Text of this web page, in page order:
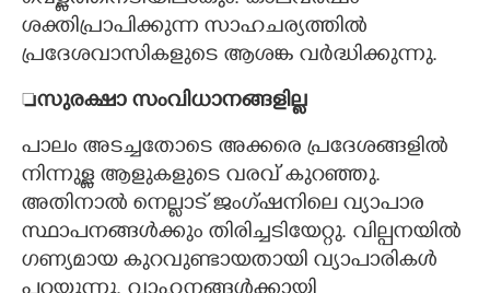
ശക്തിപ്രാപിക്കുന്ന സാഹചര്യത്തിൽ
പ്രദേശവാസികളുടെ ആശങ്ക വർദ്ധിക്കുന്നു.
സുരക്ഷാ സംവിധാനങ്ങളില്ല
പാലം അടച്ചതോടെ അക്കരെ പ്രദേശങ്ങളിൽ
നിന്നുള്ള ആളുകളുടെ വരവ് കുറഞ്ഞു.
അതിനാൽ നെല്ലാട് ജംഗ്ഷനിലെ വ്യാപാര
സ്ഥാപനങ്ങൾക്കും തിരിച്ചടിയേറ്റു. വില്പനയിൽ
ഗണ്യമായ കുറവുണ്ടായതായി വ്യാപാരികൾ